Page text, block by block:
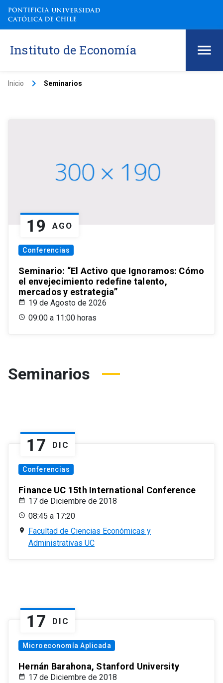
Instituto de Economía
Inicio keyboard_arrow_right Seminarios
19 AGO
Conferencias
Seminario: “El Activo que Ignoramos: Cómo
el envejecimiento redefine talento,
mercados y estrategia”
19 de Agosto de 2026
09:00 a 11:00 horas
Seminarios
17 DIC
Conferencias
Finance UC 15th International Conference
17 de Diciembre de 2018
08:45 a 17:20
Facultad de Ciencias Económicas y
Administrativas UC
17 DIC
Microeconomía Aplicada
Hernán Barahona, Stanford University
17 de Diciembre de 2018